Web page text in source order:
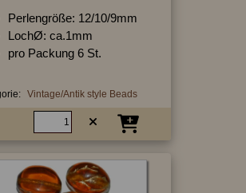
Perlengröße: 12/10/9mm
LochØ: ca.1mm
pro Packung 6 St.
Vintage/Antik style Beads